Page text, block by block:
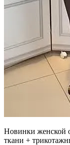
Новинки женской
ткани +